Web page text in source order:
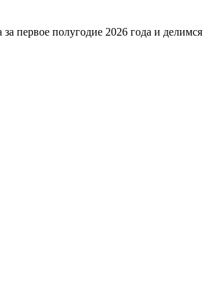
первое полугодие 2026 года и делимся